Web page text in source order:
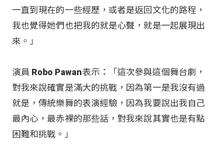
一直到現在的一些經歷，或者是返回文化的路程，
我也覺得她們也把我的就是心聲，就是一起展現出
來。」
演員 Robo Pawan表示：「這次參與這個舞台劇，
對我來說確實是滿大的挑戰，因為第一是我沒有過
就是，傳統樂舞的表演經驗，因為我要說出我自己
最內心，最赤裸的那些話，對我來說其實也是有點
困難和挑戰。」